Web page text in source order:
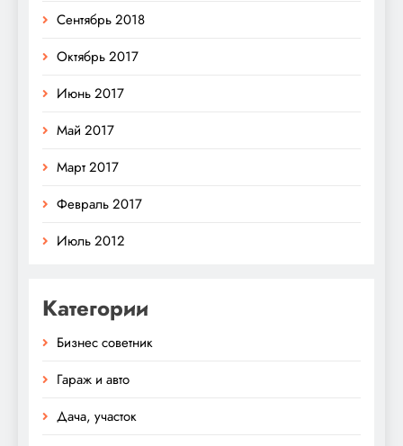
Сентябрь 2018
Октябрь 2017
Июнь 2017
Май 2017
Март 2017
Февраль 2017
Июль 2012
Категории
Бизнес советник
Гараж и авто
Дача, участок